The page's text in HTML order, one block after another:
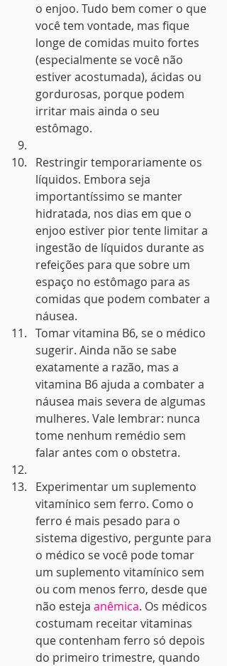
o enjoo. Tudo bem comer o que
você tem vontade, mas fique
longe de comidas muito fortes
(especialmente se você não
estiver acostumada), ácidas ou
gordurosas, porque podem
irritar mais ainda o seu
estômago.
Restringir temporariamente os
líquidos. Embora seja
importantíssimo se manter
hidratada, nos dias em que o
enjoo estiver pior tente limitar a
ingestão de líquidos durante as
refeições para que sobre um
espaço no estômago para as
comidas que podem combater a
náusea.
Tomar vitamina B6, se o médico
sugerir. Ainda não se sabe
exatamente a razão, mas a
vitamina B6 ajuda a combater a
náusea mais severa de algumas
mulheres. Vale lembrar: nunca
tome nenhum remédio sem
falar antes com o obstetra.
Experimentar um suplemento
vitamínico sem ferro. Como o
ferro é mais pesado para o
sistema digestivo, pergunte para
o médico se você pode tomar
um suplemento vitamínico sem
ou com menos ferro, desde que
não esteja anêmica. Os médicos
costumam receitar vitaminas
que contenham ferro só depois
do primeiro trimestre, quando